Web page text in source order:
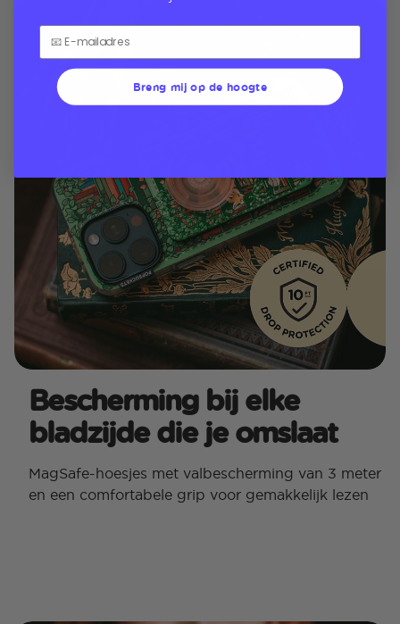
Bescherming bij elke
bladzijde die je omslaat
MagSafe-hoesjes met valbescherming van 3 meter
en een comfortabele grip voor gemakkelijk lezen
Breng mij op de hoogte